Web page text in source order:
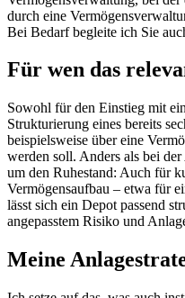
durch eine
Bei Bedarf begleite ich Sie
Für wen das
Sowohl für den Einstieg mit
Strukturierung eines bereits
beispielsweise über eine
werden soll. Anders als bei
um den Ruhestand: Auch für
Vermögensaufbau – etwa für
lässt sich ein Depot passend
angepasstem Risiko und
Meine